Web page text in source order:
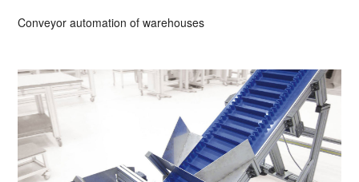
Conveyor automation of warehouses